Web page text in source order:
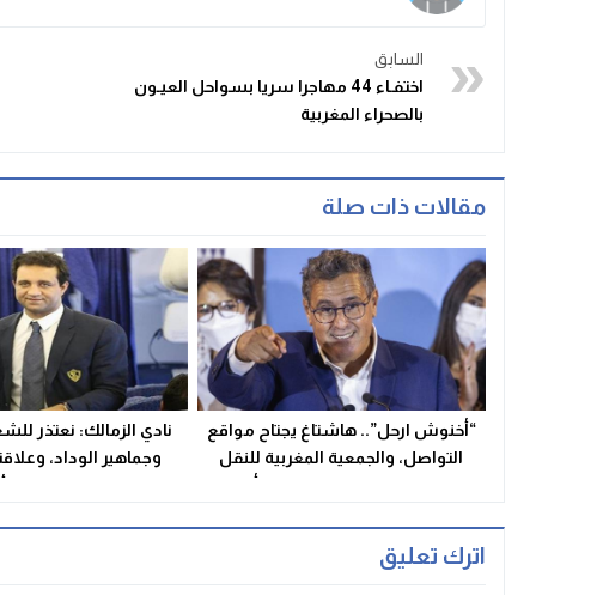
السابق
اختفـاء 44 مهاجرا سريا بسواحل العيـون
بالصحراء المغربية
مقالات ذات صلة
“أخنوش ارحل”.. هاشتاغ يجتاح مواقع
التواصل، والجمعية المغربية للنقل
نادي الزمالك: نعتذر
وجماهير الوداد،
اترك تعليق